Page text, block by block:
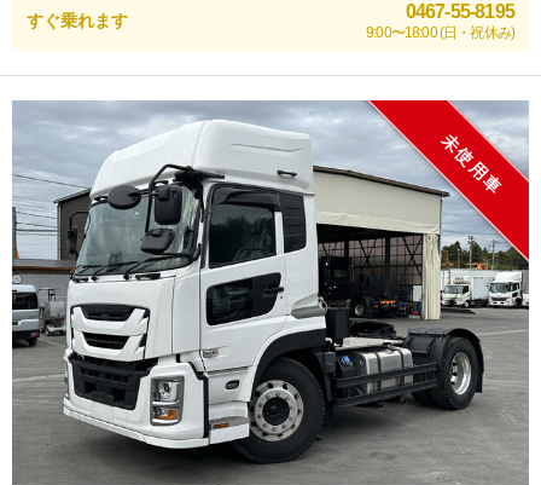
すぐ乗れます 0467-55-8195
9:00〜18:00 (日・祝休み)
未使用車